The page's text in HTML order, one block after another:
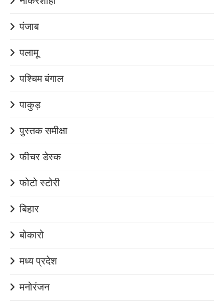
पंजाब
पलामू
पश्चिम बंगाल
पाकुड़
पुस्तक समीक्षा
फीचर डेस्क
फोटो स्टोरी
बिहार
बोकारो
मध्य प्रदेश
मनोरंजन